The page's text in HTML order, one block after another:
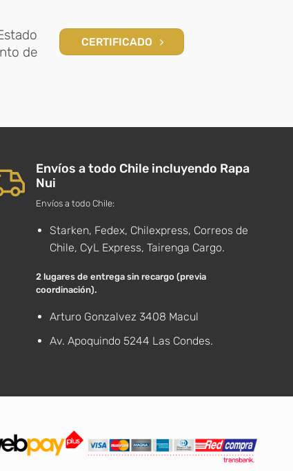
de
CERTIFICADO
Envíos a todo Chile incluyendo Rapa
Nui
Envíos a todo Chile:
Starken, Fedex, Chilexpress, Correos de
Chile, CyL Express, Tairenga Cargo.
2 lugares de entrega sin recargo (previa
coordinación).
Arturo Gonzalvez 3408 Macul
Av. Apoquindo 5244 Las Condes.